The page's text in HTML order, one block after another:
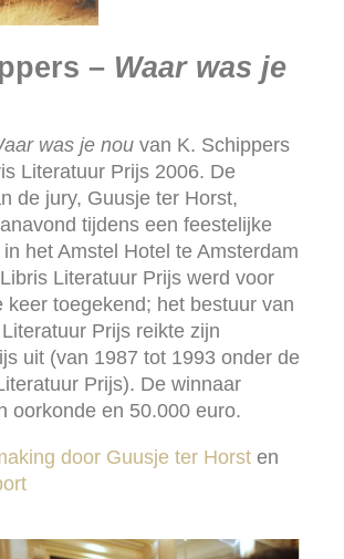
– Waar was je
was je nou van K. Schippers
Literatuur Prijs 2006. De
de jury, Guusje ter Horst,
tijdens een feestelijke
het Amstel Hotel te Amsterdam
Literatuur Prijs werd voor
keer toegekend; het bestuur van
Prijs reikte zijn
uit (van 1987 tot 1993 onder de
Prijs). De winnaar
oorkonde en 50.000 euro.
door Guusje ter Horst en